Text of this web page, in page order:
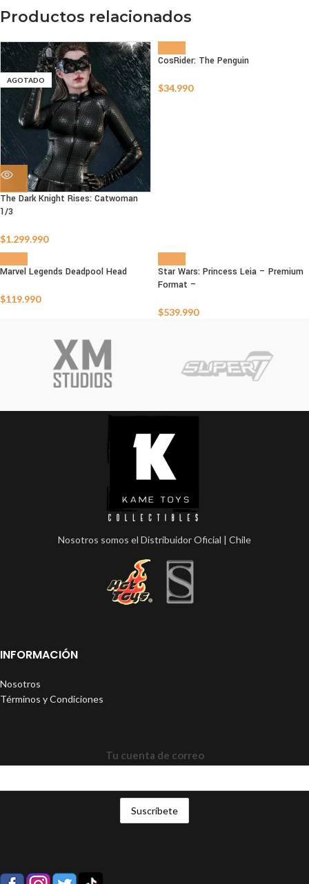
Productos relacionados
AGOTADO
The Dark Knight Rises: Catwoman
1/3
$1.299.990
CosRider: The Penguin
$34.990
Marvel Legends Deadpool Head
$119.990
Star Wars: Princess Leia – Premium
Format –
$539.990
Nosotros somos el Distribuidor Oficial | Chile
INFORMACIÓN
Nosotros
Términos y Condiciones
Tu cuenta de correo